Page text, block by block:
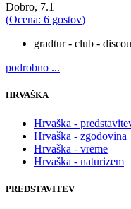
Dobro, 7.1
(Ocena: 6 gostov)
gradtur - club -
podrobno ...
HRVAŠKA
Hrvaška -
Hrvaška - zgodovina
Hrvaška - vreme
Hrvaška - naturizem
PREDSTAVITEV